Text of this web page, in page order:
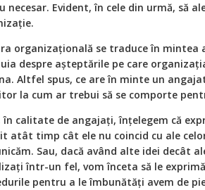
necesar. Evident, în cele din urmă, să
organizațională se traduce în mintea
despre așteptările pe care
Altfel spus, ce are în minte un
la cum ar trebui să se comporte
în calitate de angajați, înțelegem că
atât timp cât ele nu coincid cu ale
Sau, dacă având alte idei decât
într-un fel, vom înceta să le
pentru a le îmbunătăți avem de